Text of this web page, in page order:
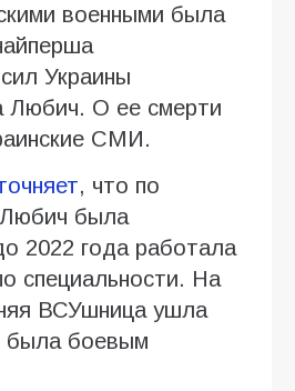
военными была
Украины
Любич. О ее смерти
СМИ.
, что по
была
2022 года работала
специальности. На
ВСУшница ушла
была боевым